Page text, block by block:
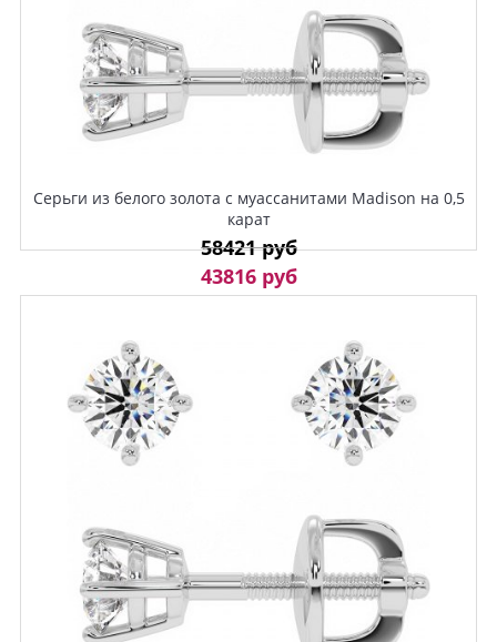
Серьги из белого золота с муассанитами Madison на 0,5
карат
58421 руб
43816 руб